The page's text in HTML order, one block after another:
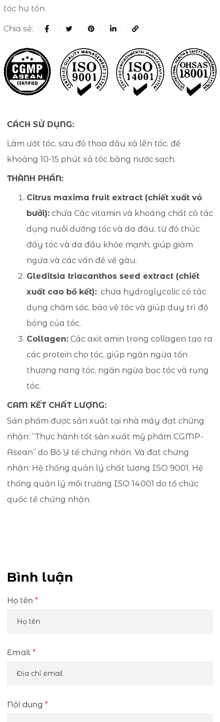
tóc hư tổn.
Chia sẻ:
CÁCH SỬ DỤNG:
Làm ướt tóc, sau đó thoa dầu xả lên tóc, để
khoảng 10-15 phút xả tóc bằng nước sạch.
THÀNH PHẦN:
Citrus maxima fruit extract (chiết xuất vỏ
bưởi): chứa Các vitamin và khoáng chất có tác
dụng nuôi dưỡng tóc và da đầu, từ đó thúc
đẩy tóc và da đầu khỏe mạnh, giúp giảm
ngứa và các vấn đề về gàu.
Gleditsia triacanthos seed extract (chiết
xuất cao bồ kết): chứa hydroglycolic có tác
dụng chăm sóc, bảo vệ tóc và giúp duy trì độ
bóng của tóc.
Collagen: Các axit amin trong collagen tạo ra
các protein cho tóc, giúp ngăn ngừa tổn
thương nang tóc, ngăn ngừa bạc tóc và rụng
tóc.
CAM KẾT CHẤT LƯỢNG:
Sản phẩm được sản xuất tại nhà máy đạt chứng
nhận: “Thực hành tốt sản xuất mỹ phẩm CGMP-
Asean” do Bộ Y tế chứng nhận. Và đạt chứng
nhận: Hệ thống quản lý chất lượng ISO 9001, Hệ
thống quản lý môi trường ISO 14001 do tổ chức
quốc tế chứng nhận.
Bình luận
Họ tên *
Email *
Nội dung *